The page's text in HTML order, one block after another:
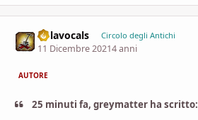
nolavocals Circolo degli Antichi
11 Dicembre 20214 anni
AUTORE
25 minuti fa, greymatter ha scritto: